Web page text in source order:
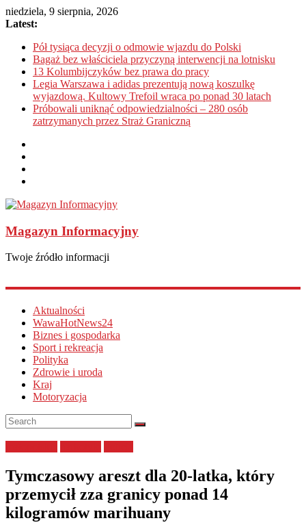
niedziela, 9 sierpnia, 2026
Latest:
Pół tysiąca decyzji o odmowie wjazdu do Polski
Bagaż bez właściciela przyczyną interwencji na lotnisku
13 Kolumbijczyków bez prawa do pracy
Legia Warszawa i adidas prezentują nową koszulkę
wyjazdową. Kultowy Trefoil wraca po ponad 30 latach
Próbowali uniknąć odpowiedzialności – 280 osób
zatrzymanych przez Straż Graniczną
Magazyn Informacyjny
Twoje źródło informacji
Aktualności
WawaHotNews24
Biznes i gospodarka
Sport i rekreacja
Polityka
Zdrowie i uroda
Kraj
Motoryzacja
Tymczasowy areszt dla 20-latka, który
przemycił zza granicy ponad 14
kilogramów marihuany